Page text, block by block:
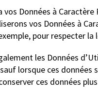
Données à
vos Données à
pour respecter
les Données
lorsque ces
ces données